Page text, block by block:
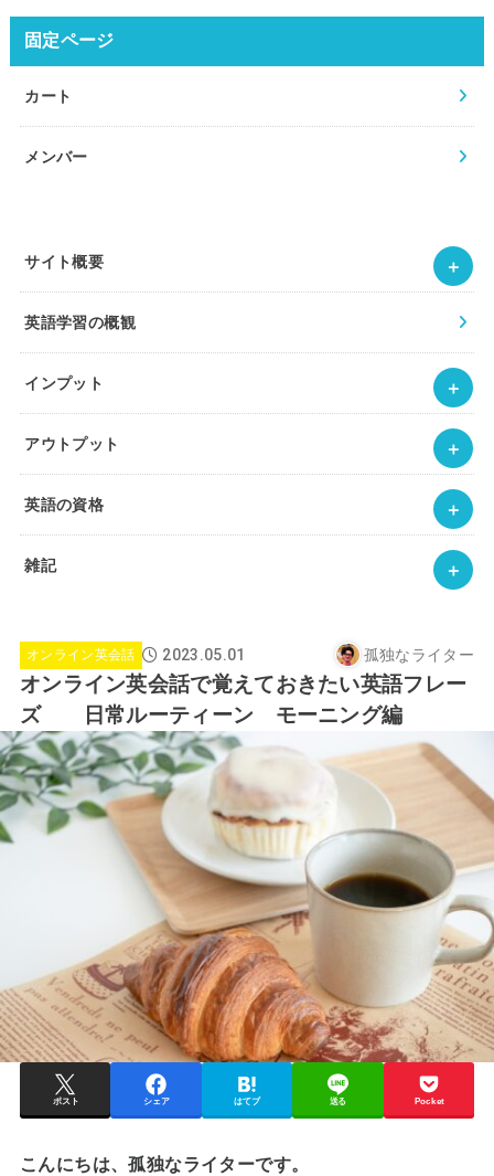
固定ページ
カート
メンバー
サイト概要
英語学習の概観
インプット
アウトプット
英語の資格
雑記
オンライン英会話 2023.05.01 孤独なライター
オンライン英会話で覚えておきたい英語フレー
ズ 日常ルーティーン モーニング編
ポスト シェア はてブ 送る Pocket
こんにちは、孤独なライターです。